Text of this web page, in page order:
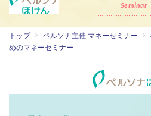
Seminar
トップ ペルソナ主催 マネーセミナー
めのマネーセミナー